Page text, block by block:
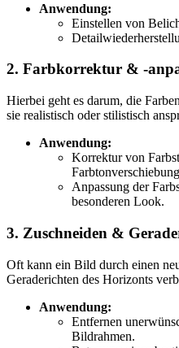
Anwendung:
Einstellen von
2. Farbkorrektur & -
Hierbei geht es darum, die
sie realistisch oder stilistisch
Anwendung:
Korrektur von
Anpassung der
besonderen Look.
3. Zuschneiden &
Oft kann ein Bild durch einen
Geraderichten des Horizonts
Anwendung:
Entfernen
Bildrahmen.